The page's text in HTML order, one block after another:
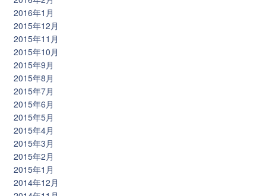
2016年1月
2015年12月
2015年11月
2015年10月
2015年9月
2015年8月
2015年7月
2015年6月
2015年5月
2015年4月
2015年3月
2015年2月
2015年1月
2014年12月